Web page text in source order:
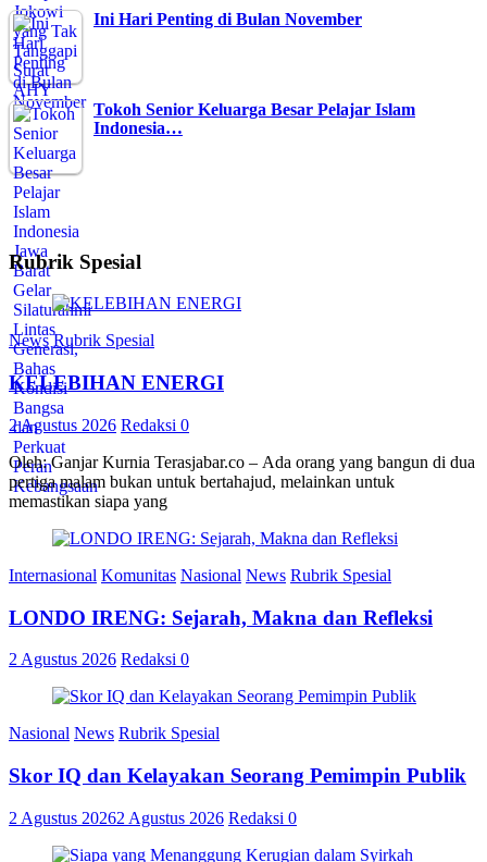
Ini Hari Penting di Bulan November
Tokoh Senior Keluarga Besar Pelajar Islam
Indonesia…
Rubrik Spesial
News Rubrik Spesial
KELEBIHAN ENERGI
2 Agustus 2026 Redaksi 0
Oleh: Ganjar Kurnia Terasjabar.co – Ada orang yang bangun di dua
pertiga malam bukan untuk bertahajud, melainkan untuk
memastikan siapa yang
Internasional Komunitas Nasional News Rubrik Spesial
LONDO IRENG: Sejarah, Makna dan Refleksi
2 Agustus 2026 Redaksi 0
Nasional News Rubrik Spesial
Skor IQ dan Kelayakan Seorang Pemimpin Publik
2 Agustus 20262 Agustus 2026 Redaksi 0